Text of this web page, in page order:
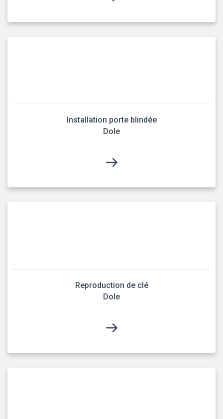
Installation porte blindée
Dole
Reproduction de clé
Dole